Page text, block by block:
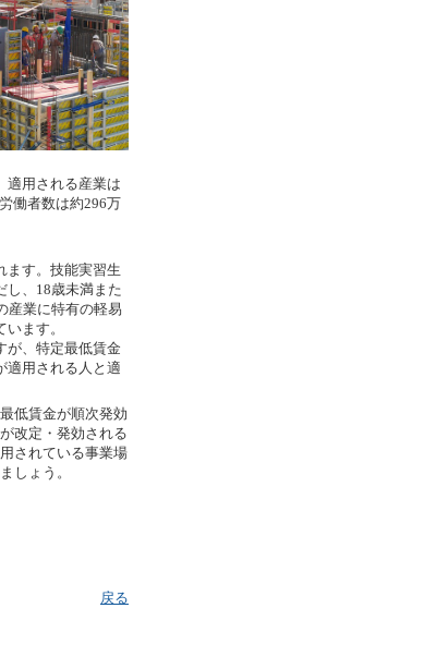
適用される産業は
働者数は約296万
ます。技能実習生
し、18歳未満また
産業に特有の軽易
ます。
が、特定最低賃金
適用される人と適
低賃金が順次発効
改定・発効される
されている事業場
しょう。
戻る